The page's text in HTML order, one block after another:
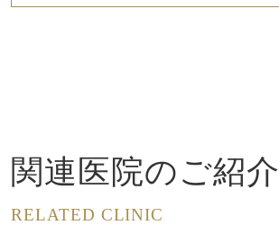
関連医院のご紹介
RELATED CLINIC